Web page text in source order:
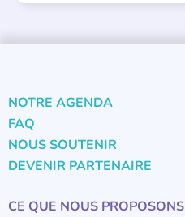
NOTRE AGENDA
FAQ
NOUS SOUTENIR
DEVENIR PARTENAIRE
CE QUE NOUS PROPOSONS